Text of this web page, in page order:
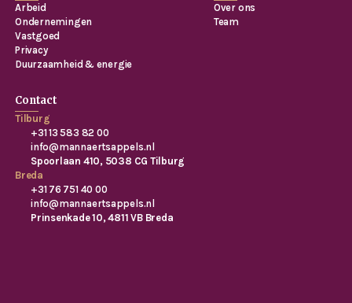
Arbeid
Ondernemingen
Vastgoed
Privacy
Duurzaamheid & energie
Over ons
Team
Contact
Tilburg
+31 13 583 82 00
info@mannaertsappels.nl
Spoorlaan 410, 5038 CG Tilburg
Breda
+31 76 751 40 00
info@mannaertsappels.nl
Prinsenkade 10, 4811 VB Breda